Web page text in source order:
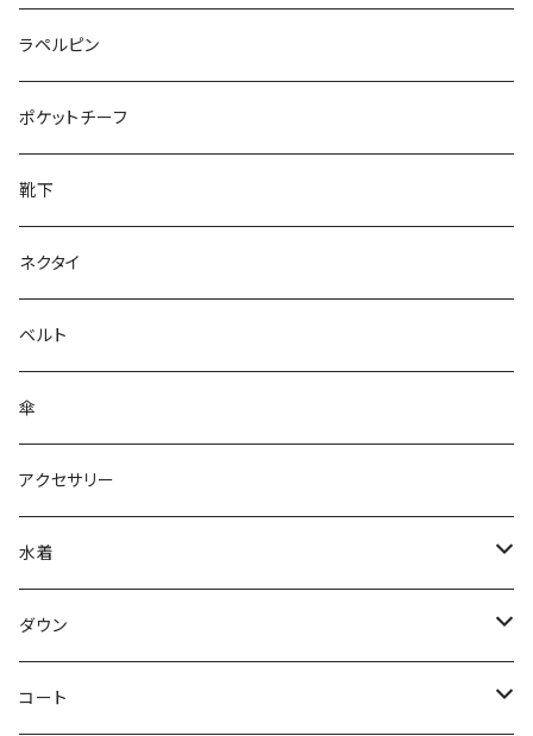
50/XL～
27cm～
28cm～
ラペルピン
ポケットチーフ
靴下
ネクタイ
ベルト
傘
アクセサリー
水着
～44/S
46/M
ダウン
～44/S
コート